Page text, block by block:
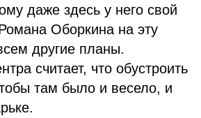
даже здесь у него свой
Оборкина на эту
другие планы.
считает, что обустроить
там было и весело, и